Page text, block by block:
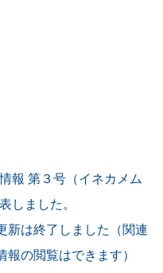
報 第３号（イネカメム
しました。
新は終了しました（関連
の閲覧はできます）